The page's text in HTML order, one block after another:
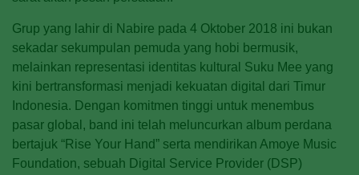
Grup yang lahir di Nabire pada 4 Oktober 2018 ini bukan
sekadar sekumpulan pemuda yang hobi bermusik,
melainkan representasi identitas kultural Suku Mee yang
kini bertransformasi menjadi kekuatan digital dari Timur
Indonesia. Dengan komitmen tinggi untuk menembus
pasar global, band ini telah meluncurkan album perdana
bertajuk “Rise Your Hand” serta mendirikan Amoye Music
Foundation, sebuah Digital Service Provider (DSP)